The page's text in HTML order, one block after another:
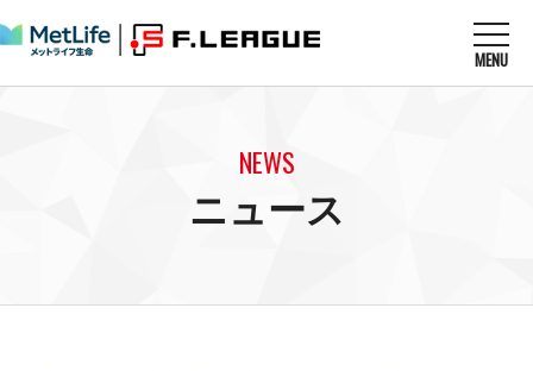
MENU
U-23選抜
NEWS
ニュース